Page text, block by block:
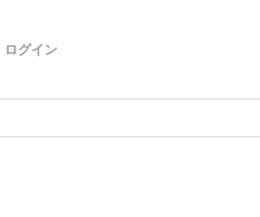
ログイン